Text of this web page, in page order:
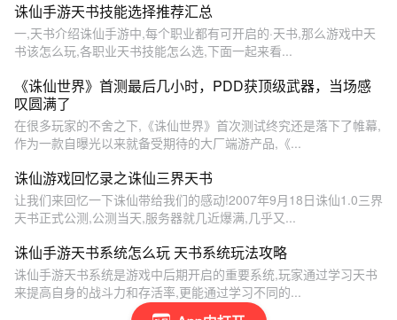
诛仙手游天书技能选择推荐汇总
一,天书介绍诛仙手游中,每个职业都有可开启的·天书,那么游戏中天
书该怎么玩,各职业天书技能怎么选,下面一起来看...
《诛仙世界》首测最后几小时，PDD获顶级武器，当场感
叹圆满了
在很多玩家的不舍之下,《诛仙世界》首次测试终究还是落下了帷幕,
作为一款自曝光以来就备受期待的大厂端游产品,《...
诛仙游戏回忆录之诛仙三界天书
让我们来回忆一下诛仙带给我们的感动!2007年9月18日诛仙1.0三界
天书正式公测,公测当天,服务器就几近爆满,几乎又...
诛仙手游天书系统怎么玩 天书系统玩法攻略
诛仙手游天书系统是游戏中后期开启的重要系统,玩家通过学习天书
来提高自身的战斗力和存活率,更能通过学习不同的...